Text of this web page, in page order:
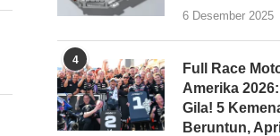
6 Desember 2025
4
Full Race
Amerika
Gila! 5
Beruntun,